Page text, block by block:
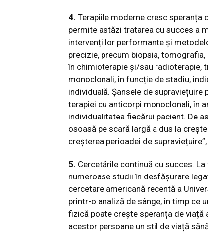
4. Terapiile moderne cresc speranța
permite astăzi tratarea cu succes a
intervențiilor performante și
precizie, precum biopsia,
în chimioterapie și/sau radioterapie,
monoclonali, în funcție de stadiu,
individuală. Șansele de
terapiei cu anticorpi monoclonali, în
individualitatea fiecărui pacient. De
osoasă pe scară largă a dus la
creșterea perioadei de
5. Cercetările continuă cu succes.
numeroase studii în desfășurare
cercetare americană recentă a
printr-o analiză de sânge, în timp ce
fizică poate crește speranța de
acestor persoane un stil de viață